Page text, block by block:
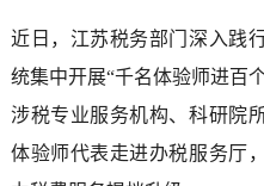
近日，江苏税务部门深入践
统集中开展“千名体验师进百
涉税专业服务机构、科研院
体验师代表走进办税服务厅